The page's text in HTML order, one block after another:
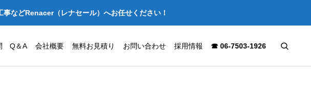
などRenacer（レナセール）へお任せください！
Q＆A 会社概要 無料お見積り お問い合わせ 採用情報 ☎ 06-7503-1926